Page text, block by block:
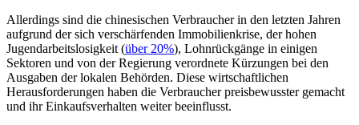
Allerdings sind die chinesischen Verbraucher in den letzten Jahren
aufgrund der sich verschärfenden Immobilienkrise, der hohen
Jugendarbeitslosigkeit (über 20%), Lohnrückgänge in einigen
Sektoren und von der Regierung verordnete Kürzungen bei den
Ausgaben der lokalen Behörden. Diese wirtschaftlichen
Herausforderungen haben die Verbraucher preisbewusster gemacht
und ihr Einkaufsverhalten weiter beeinflusst.